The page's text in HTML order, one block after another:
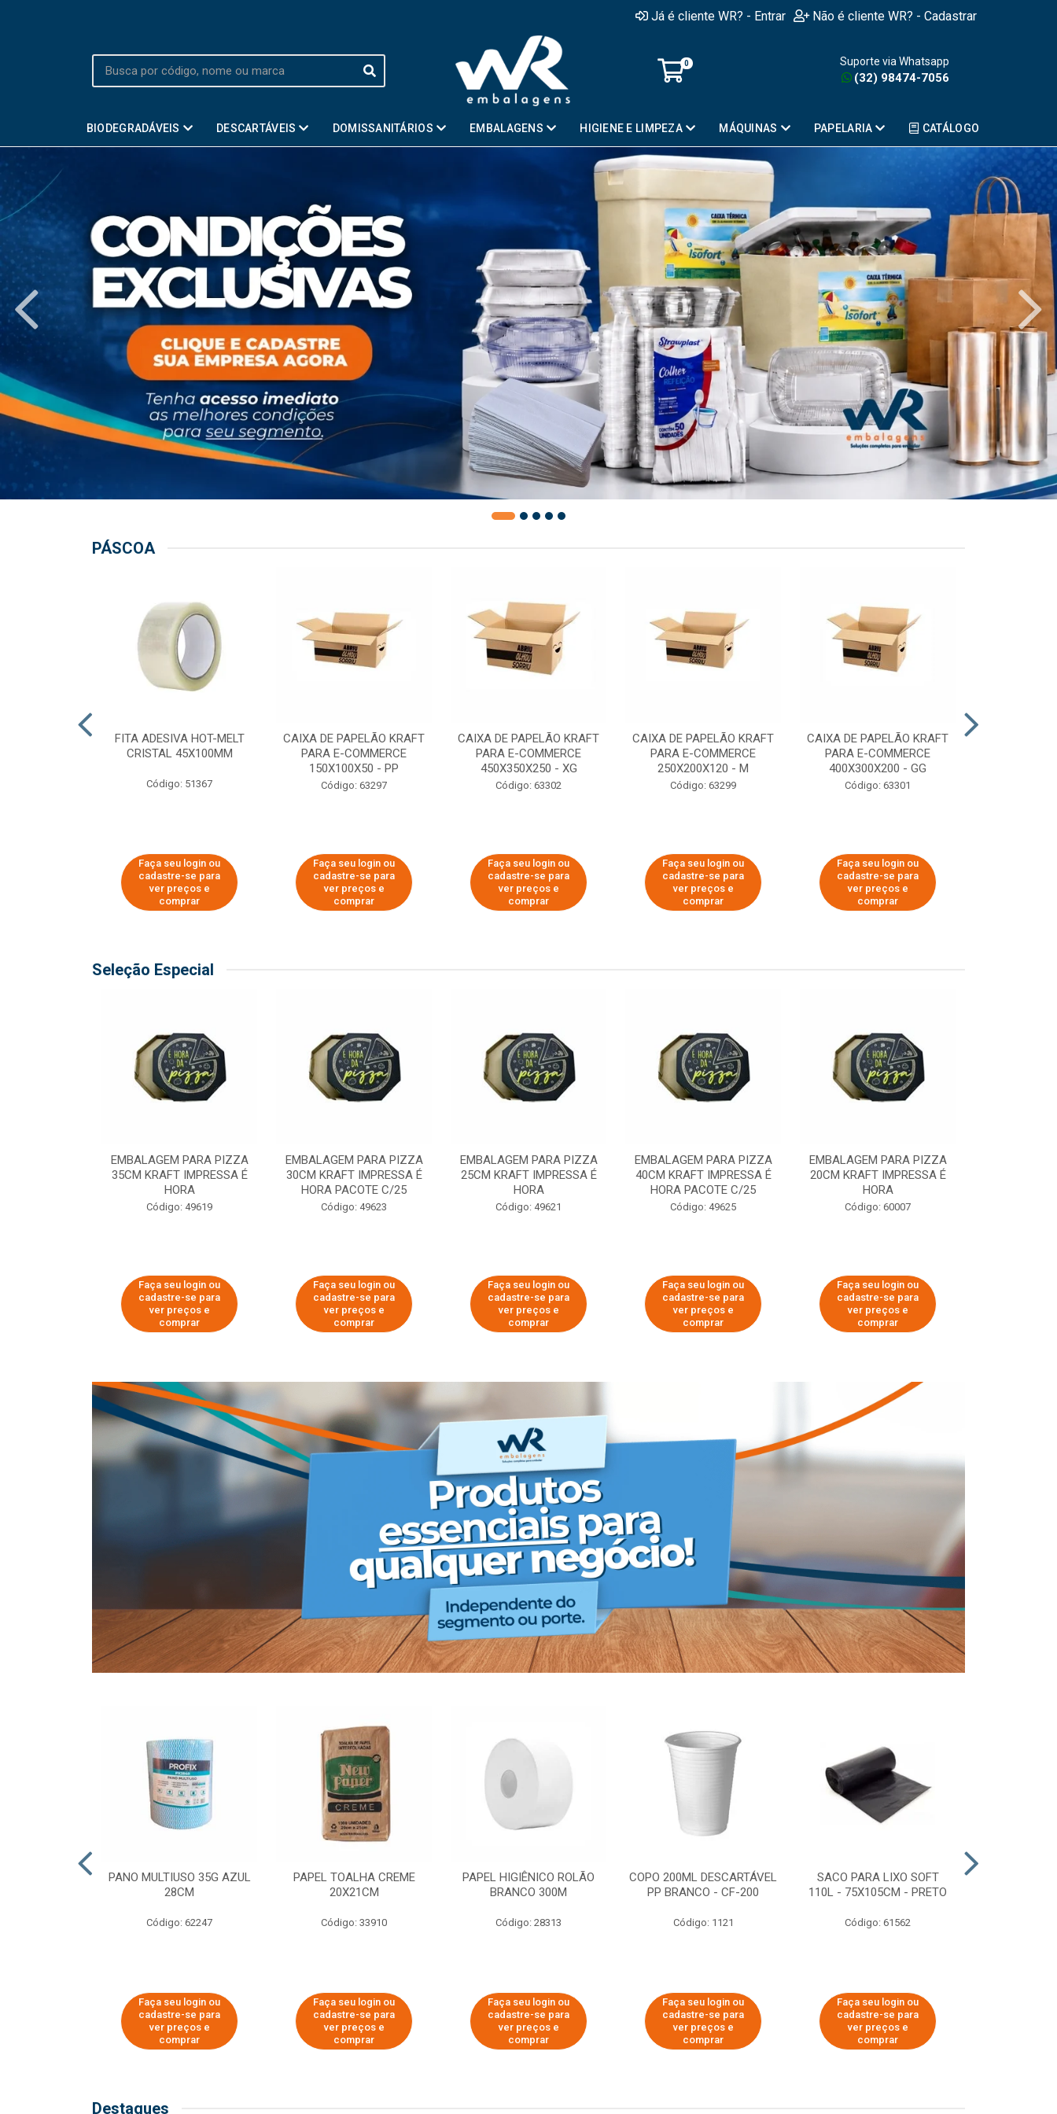
Já é cliente WR? - Entrar Não é cliente WR? - Cadastrar
0 Suporte via Whatsapp
(32) 98474-7056
BIODEGRADÁVEIS DESCARTÁVEIS DOMISSANITÁRIOS EMBALAGENS HIGIENE E LIMPEZA MÁQUINAS PAPELARIA CATÁLOGO
PÁSCOA
FITA ADESIVA HOT-MELT
CRISTAL 45X100MM
Código: 51367
Faça seu login ou
cadastre-se para
ver preços e
comprar
CAIXA DE PAPELÃO KRAFT
PARA E-COMMERCE
150X100X50 - PP
Código: 63297
Faça seu login ou
cadastre-se para
ver preços e
comprar
CAIXA DE PAPELÃO KRAFT
PARA E-COMMERCE
450X350X250 - XG
Código: 63302
Faça seu login ou
cadastre-se para
ver preços e
comprar
CAIXA DE PAPELÃO KRAFT
PARA E-COMMERCE
250X200X120 - M
Código: 63299
Faça seu login ou
cadastre-se para
ver preços e
comprar
CAIXA DE PAPELÃO KRAFT
PARA E-COMMERCE
400X300X200 - GG
Código: 63301
Faça seu login ou
cadastre-se para
ver preços e
comprar
Seleção Especial
EMBALAGEM PARA PIZZA
35CM KRAFT IMPRESSA É
HORA
Código: 49619
Faça seu login ou
cadastre-se para
ver preços e
comprar
EMBALAGEM PARA PIZZA
30CM KRAFT IMPRESSA É
HORA PACOTE C/25
Código: 49623
Faça seu login ou
cadastre-se para
ver preços e
comprar
EMBALAGEM PARA PIZZA
25CM KRAFT IMPRESSA É
HORA
Código: 49621
Faça seu login ou
cadastre-se para
ver preços e
comprar
EMBALAGEM PARA PIZZA
40CM KRAFT IMPRESSA É
HORA PACOTE C/25
Código: 49625
Faça seu login ou
cadastre-se para
ver preços e
comprar
EMBALAGEM PARA PIZZA
20CM KRAFT IMPRESSA É
HORA
Código: 60007
Faça seu login ou
cadastre-se para
ver preços e
comprar
PANO MULTIUSO 35G AZUL
28CM
Código: 62247
Faça seu login ou
cadastre-se para
ver preços e
comprar
PAPEL TOALHA CREME
20X21CM
Código: 33910
Faça seu login ou
cadastre-se para
ver preços e
comprar
PAPEL HIGIÊNICO ROLÃO
BRANCO 300M
Código: 28313
Faça seu login ou
cadastre-se para
ver preços e
comprar
COPO 200ML DESCARTÁVEL
PP BRANCO - CF-200
Código: 1121
Faça seu login ou
cadastre-se para
ver preços e
comprar
SACO PARA LIXO SOFT
110L - 75X105CM - PRETO
Código: 61562
Faça seu login ou
cadastre-se para
ver preços e
comprar
Destaques